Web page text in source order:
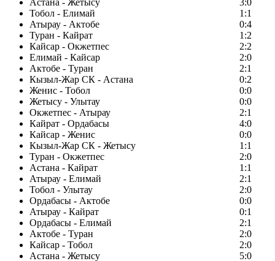
Астана - Жетысу
3:0
Тобол - Елимай
1:1
Атырау - Актобе
0:4
Туран - Кайрат
1:2
Кайсар - Окжетпес
2:2
Елимай - Кайсар
2:0
Актобе - Туран
2:1
Кызыл-Жар СК - Астана
0:2
Женис - Тобол
0:0
Жетысу - Улытау
0:0
Окжетпес - Атырау
2:1
Кайрат - Ордабасы
4:0
Кайсар - Женис
0:0
Кызыл-Жар СК - Жетысу
1:1
Туран - Окжетпес
2:0
Астана - Кайрат
1:1
Атырау - Елимай
2:1
Тобол - Улытау
2:0
Ордабасы - Актобе
0:0
Атырау - Кайрат
0:1
Ордабасы - Елимай
2:1
Актобе - Туран
2:0
Кайсар - Тобол
2:0
Астана - Жетысу
5:0